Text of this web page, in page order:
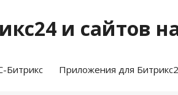
и сайтов
Битрикс Приложения для